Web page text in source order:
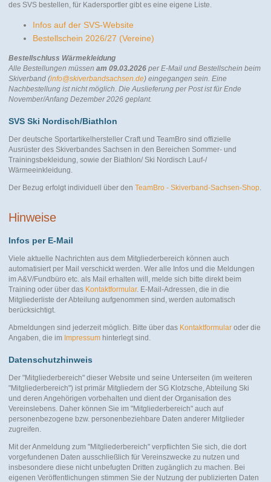
des SVS bestellen, für Kadersportler gibt es eine eigene Liste.
Infos auf der SVS-Website
Bestellschein 2026/27 (Vereine)
Bestellschluss Wärmekleidung
Alle Bestellungen müssen am 09.03.2026per E-Mail und Bestellschein beim
Skiverband (info@skiverbandsachsen.de) eingegangen sein. Eine
Nachbestellung ist nicht möglich. Die Auslieferung per Post ist für Ende
November/Anfang Dezember 2026 geplant.
SVS Ski Nordisch/Biathlon
Der deutsche Sportartikelhersteller Craft und TeamBro sind offizielle
Ausrüster des Skiverbandes Sachsen in den Bereichen Sommer- und
Trainingsbekleidung, sowie der Biathlon/ Ski Nordisch Lauf-/
Wärmeeinkleidung.
Der Bezug erfolgt individuell über den TeamBro - Skiverband-Sachsen-Shop.
Hinweise
Infos per E-Mail
Viele aktuelle Nachrichten aus dem Mitgliederbereich können auch
automatisiert per Mail verschickt werden. Wer alle Infos und die Meldungen
im A&V/Fundbüro etc. als Mail erhalten will, melde sich bitte direkt beim
Training oder über das Kontaktformular. E-Mail-Adressen, die in die
Mitgliederliste der Abteilung aufgenommen sind, werden automatisch
berücksichtigt.
Abmeldungen sind jederzeit möglich. Bitte über das Kontaktformular oder die
Angaben, die im Impressumhinterlegt sind.
Datenschutzhinweis
Der "Mitgliederbereich" dieser Website und seine Unterseiten (im weiteren
"Mitgliederbereich") ist primär Mitgliedern der SG Klotzsche, Abteilung Ski
und deren Angehörigen vorbehalten und dient der Organisation des
Vereinslebens. Daher können Sie im "Mitgliederbereich" auch auf
personenbezogene bzw. personenbeziehbare Daten anderer Mitglieder
zugreifen.
Mit der Anmeldung zum "Mitgliederbereich" verpflichten Sie sich, die dort
vorgefundenen Daten ausschließlich für Vereinszwecke zu nutzen und
insbesondere diese nicht unbefugten Dritten zugänglich zu machen. Bei
eigenen Veröffentlichungen stimmen Sie der Nutzung der publizierten Daten